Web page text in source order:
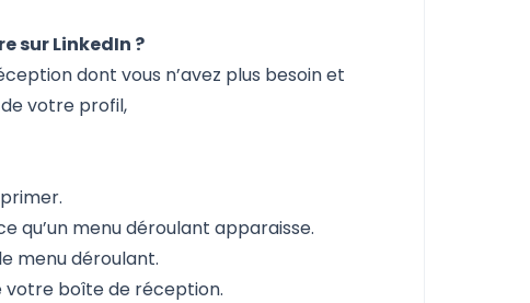
sur LinkedIn ?
dont vous n’avez plus besoin et
votre profil,
qu’un menu déroulant apparaisse.
menu déroulant.
votre boîte de réception.